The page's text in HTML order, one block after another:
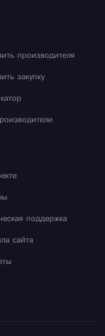
производителя
закупку
поддержка
сайта